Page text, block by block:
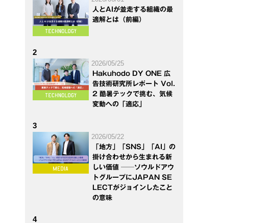
人とAIが並走する組織の最
適解とは（前編）
2
2026/05/25
Hakuhodo DY ONE 広
告技術研究所レポート Vol.
2 酷暑テックで挑む、気候
変動への「適応」
3
2026/05/22
「地方」「SNS」「AI」の
掛け合わせから生まれる新
しい価値 ──ソウルドアウ
トグループにJAPAN SE
LECTがジョインしたこと
の意味
4